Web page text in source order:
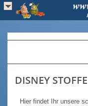
DISNEY STOFFE
Hier findet Ihr unsere